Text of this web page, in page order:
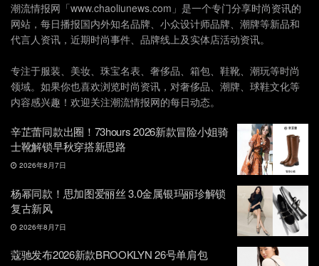
潮流情报网「www.chaoliunews.com」是一个专门分享时尚资讯的
网站，每日播报国内外知名品牌、小众设计师品牌、潮牌等新品和
代言人资讯，近期时尚事件、品牌线上及实体店活动资讯。
专注于服装、美妆、珠宝名表、奢侈品、箱包、鞋靴、潮玩等时尚
领域。如果你也喜欢浏览时尚资讯，对奢侈品、潮牌、球鞋文化等
内容感兴趣！欢迎关注潮流情报网的每日动态。
辛芷蕾同款出圈！73hours 2026新款冒险小姐骑
士靴解锁早秋穿搭新思路
2026年8月7日
杨幂同款！思加图爱丽丝 3.0金属银玛丽珍解锁
复古新风
2026年8月7日
蔻驰发布2026新款BROOKLYN 26号单肩包